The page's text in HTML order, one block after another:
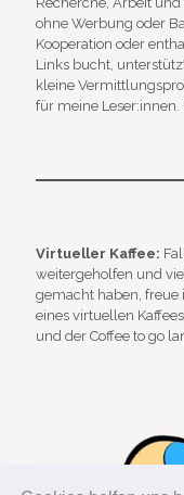
ohne Werbung oder
Kooperation oder
Links bucht,
kleine
für meine Leser:innen.
Virtueller Kaffee:
weitergeholfen und
gemacht haben, freue
eines virtuellen
und der Coffee to go